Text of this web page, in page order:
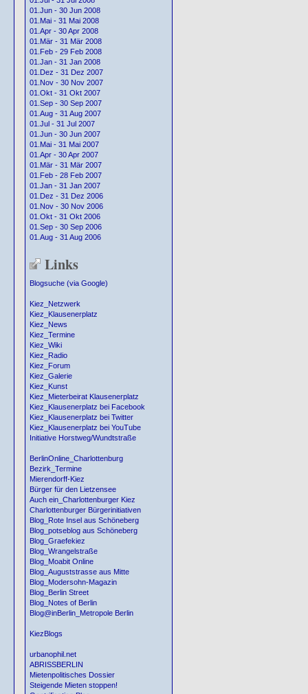
01.Jun - 30 Jun 2008
01.Mai - 31 Mai 2008
01.Apr - 30 Apr 2008
01.Mär - 31 Mär 2008
01.Feb - 29 Feb 2008
01.Jan - 31 Jan 2008
01.Dez - 31 Dez 2007
01.Nov - 30 Nov 2007
01.Okt - 31 Okt 2007
01.Sep - 30 Sep 2007
01.Aug - 31 Aug 2007
01.Jul - 31 Jul 2007
01.Jun - 30 Jun 2007
01.Mai - 31 Mai 2007
01.Apr - 30 Apr 2007
01.Mär - 31 Mär 2007
01.Feb - 28 Feb 2007
01.Jan - 31 Jan 2007
01.Dez - 31 Dez 2006
01.Nov - 30 Nov 2006
01.Okt - 31 Okt 2006
01.Sep - 30 Sep 2006
01.Aug - 31 Aug 2006
Links
Blogsuche (via Google)
Kiez_Netzwerk
Kiez_Klausenerplatz
Kiez_News
Kiez_Termine
Kiez_Wiki
Kiez_Radio
Kiez_Forum
Kiez_Galerie
Kiez_Kunst
Kiez_Mieterbeirat Klausenerplatz
Kiez_Klausenerplatz bei Facebook
Kiez_Klausenerplatz bei Twitter
Kiez_Klausenerplatz bei YouTube
Initiative Horstweg/Wundtstraße
BerlinOnline_Charlottenburg
Bezirk_Termine
Mierendorff-Kiez
Bürger für den Lietzensee
Auch ein_Charlottenburger Kiez
Charlottenburger Bürgerinitiativen
Blog_Rote Insel aus Schöneberg
Blog_potseblog aus Schöneberg
Blog_Graefekiez
Blog_Wrangelstraße
Blog_Moabit Online
Blog_Auguststrasse aus Mitte
Blog_Modersohn-Magazin
Blog_Berlin Street
Blog_Notes of Berlin
Blog@inBerlin_Metropole Berlin
KiezBlogs
urbanophil.net
ABRISSBERLIN
Mietenpolitisches Dossier
Steigende Mieten stoppen!